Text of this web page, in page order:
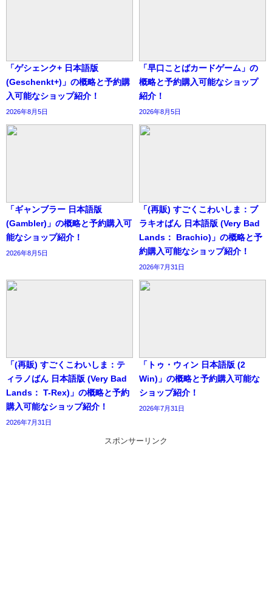
「ゲシェンク+ 日本語版
(Geschenkt+)」の概略と予約購
入可能なショップ紹介！
2026年8月5日
「早口ことばカードゲーム」の
概略と予約購入可能なショップ
紹介！
2026年8月5日
「ギャンブラー 日本語版
(Gambler)」の概略と予約購入可
能なショップ紹介！
2026年8月5日
「(再販) すごくこわいしま：ブ
ラキオばん 日本語版 (Very Bad
Lands： Brachio)」の概略と予
約購入可能なショップ紹介！
2026年7月31日
「(再販) すごくこわいしま：テ
ィラノばん 日本語版 (Very Bad
Lands： T-Rex)」の概略と予約
購入可能なショップ紹介！
2026年7月31日
「トゥ・ウィン 日本語版 (2
Win)」の概略と予約購入可能な
ショップ紹介！
2026年7月31日
スポンサーリンク